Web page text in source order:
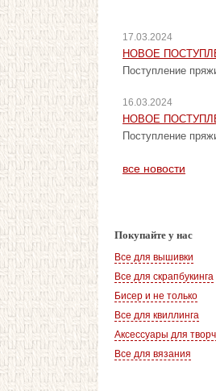
17.03.2024
НОВОЕ
Поступление
16.03.2024
НОВОЕ
Поступление
все новости
Покупайте у нас
Все для вышивки
Все для скрапбукинга
Бисер и не только
Все для квиллинга
Аксессуары для
Все для вязания